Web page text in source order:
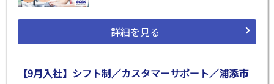
詳細を見る
【9月入社】シフト制／カスタマーサポート／浦添市